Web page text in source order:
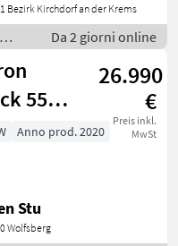
Bezirk Kirchdorf an der Krems
Da 2 giorni online
55
line,
26.990
€
Preis inkl.
MwSt
Anno prod. 2020
Stu
Wolfsberg